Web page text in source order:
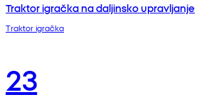
Traktor igračka na daljinsko upravljanje
Traktor igračka
23